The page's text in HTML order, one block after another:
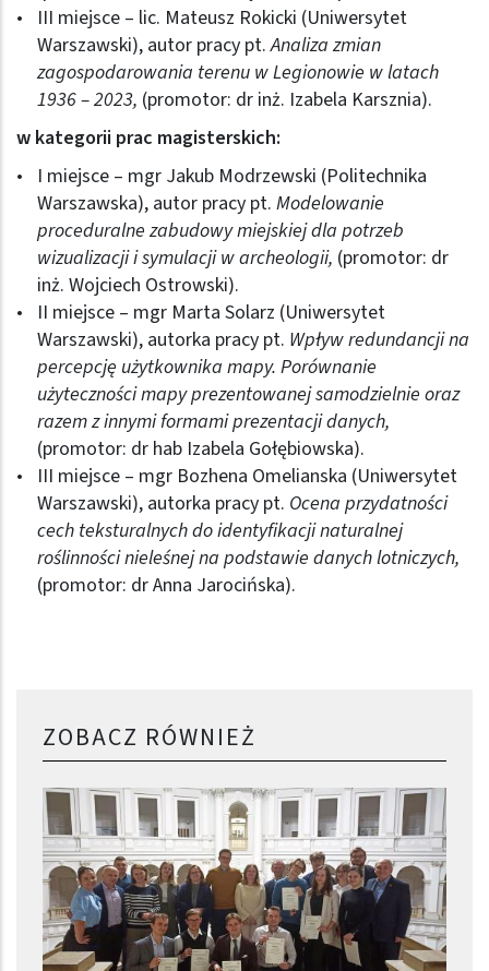
III miejsce – lic. Mateusz Rokicki (Uniwersytet
Warszawski), autor pracy pt.Analiza zmian
zagospodarowania terenu w Legionowie w latach
1936 – 2023, (promotor: dr inż. Izabela Karsznia).
w kategorii prac magisterskich:
I miejsce – mgr Jakub Modrzewski (Politechnika
Warszawska), autor pracy pt. Modelowanie
proceduralne zabudowy miejskiej dla potrzeb
wizualizacji i symulacji w archeologii, (promotor: dr
inż. Wojciech Ostrowski).
II miejsce – mgr Marta Solarz (Uniwersytet
Warszawski), autorka pracy pt. Wpływ redundancji na
percepcję użytkownika mapy. Porównanie
użyteczności mapy prezentowanej samodzielnie oraz
razem z innymi formami prezentacji danych,
(promotor: dr hab Izabela Gołębiowska).
III miejsce – mgr Bozhena Omelianska (Uniwersytet
Warszawski), autorka pracy pt. Ocena przydatności
cech teksturalnych do identyfikacji naturalnej
roślinności nieleśnej na podstawie danych lotniczych,
(promotor: dr Anna Jarocińska).
ZOBACZ RÓWNIEŻ